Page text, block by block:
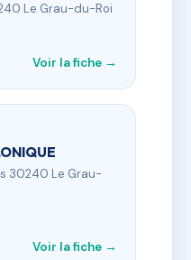
Le Grau-du-Roi
Voir la fiche →
30240 Le Grau-
Voir la fiche →